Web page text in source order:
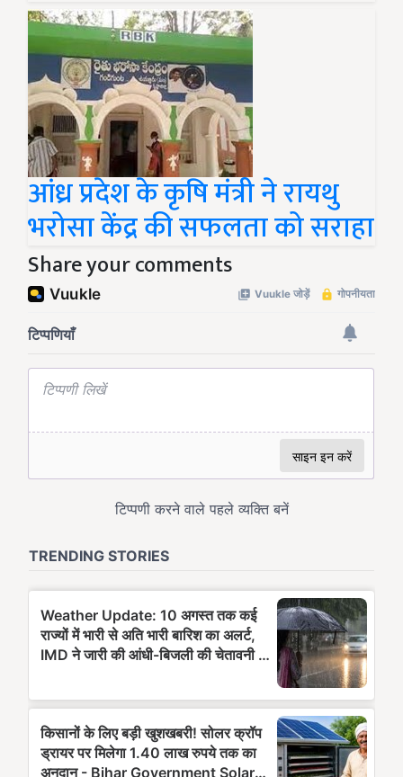
आंध्र प्रदेश के कृषि मंत्री ने रायथु
भरोसा केंद्र की सफलता को सराहा
Share your comments